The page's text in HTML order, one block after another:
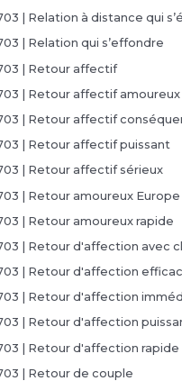
| Relation à distance qui
| Relation qui s’effondre
| Retour affectif
| Retour affectif amoureux
| Retour affectif
| Retour affectif puissant
| Retour affectif sérieux
| Retour amoureux Europe
| Retour amoureux rapide
| Retour d'affection avec
| Retour d'affection
| Retour d'affection
| Retour d'affection
| Retour d'affection rapide
| Retour de couple